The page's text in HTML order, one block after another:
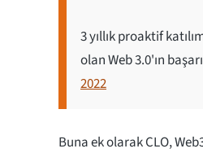
3 yıllık proaktif
olan Web 3.0'ın
2022
Buna ek olarak CLO,